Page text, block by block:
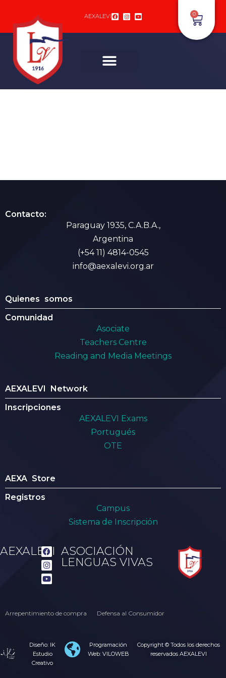
AEXALEVI 0
Contacto:
Paraguay 1935, C.A.B.A.,
Argentina
(+54 11) 4814-0545
info@aexalevi.org.ar
Quienes somos
Comunidad
Asociate
Teachers Centre
Reading and Media Meetings
AEXALEVI Network
Inscripciones
AEXALEVI Exams
Portugués
OTE
AEXA Store
Registros
Campus
Sistema de Inscripción
AEXALEVI ASOCIACIÓN
LENGUAS VIVAS
Arrepentimiento de compra Defensa al Consumidor
Diseño: IK
Estudio
Creativo
Programación
Web: VILOWEB
Copyright © Todos los derechos
reservados AEXALEVI